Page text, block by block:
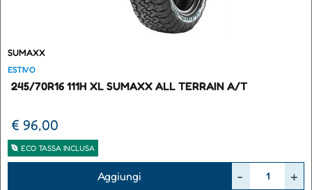
SUMAXX
ESTIVO
245/70R16 111H XL SUMAXX ALL TERRAIN A/T
€ 96,00
ECO TASSA INCLUSA
Aggiungi